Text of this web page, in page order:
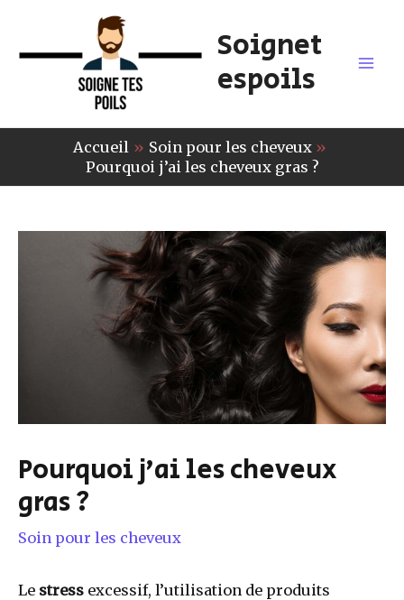
contenu
Soignet
espoils
Accueil
Soin pour les cheveux
Pourquoi j’ai les cheveux gras ?
Pourquoi j’ai les cheveux
gras ?
Soin pour les cheveux
Le stress excessif, l’utilisation de produits